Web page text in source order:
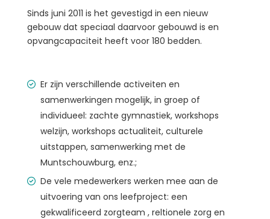
Sinds juni 2011 is het gevestigd in een nieuw
gebouw dat speciaal daarvoor gebouwd is en
opvangcapaciteit heeft voor 180 bedden.
Er zijn verschillende activeiten en
samenwerkingen mogelijk, in groep of
individueel: zachte gymnastiek, workshops
welzijn, workshops actualiteit, culturele
uitstappen, samenwerking met de
Muntschouwburg, enz.;
De vele medewerkers werken mee aan de
uitvoering van ons leefproject: een
gekwalificeerd zorgteam , reltionele zorg en